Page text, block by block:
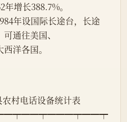
增长388.7%。
年设国际长途台，长途
通往美国、
洋各国。
东明县农村电话设备统计表